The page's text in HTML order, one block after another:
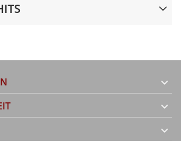


